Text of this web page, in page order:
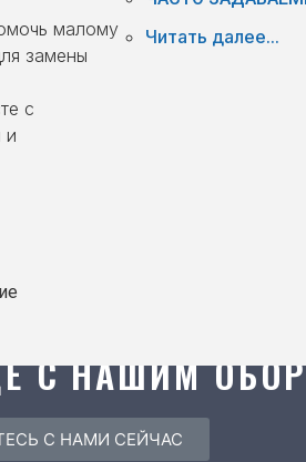
малому
замены
с
и
Читать далее...
силу упаковки
С НАШИМ
С НАМИ СЕЙЧАС